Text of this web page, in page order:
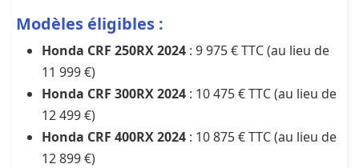
Modèles éligibles :
Honda CRF 250RX 2024 : 9 975 € TTC (au lieu de
11 999 €)
Honda CRF 300RX 2024 : 10 475 € TTC (au lieu de
12 499 €)
Honda CRF 400RX 2024 : 10 875 € TTC (au lieu de
12 899 €)